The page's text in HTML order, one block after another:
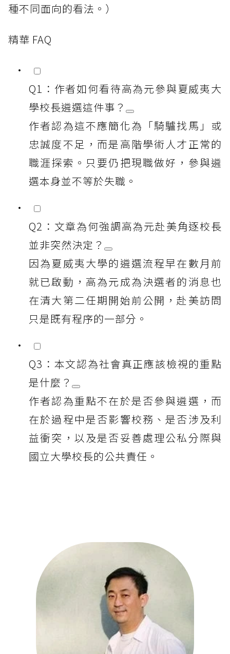
種不同面向的看法。）
精華 FAQ
Q1：作者如何看待高為元參與夏威夷大
學校長遴選這件事？
作者認為這不應簡化為「騎驢找馬」或
忠誠度不足，而是高階學術人才正常的
職涯探索。只要仍把現職做好，參與遴
選本身並不等於失職。
Q2：文章為何強調高為元赴美角逐校長
並非突然決定？
因為夏威夷大學的遴選流程早在數月前
就已啟動，高為元成為決選者的消息也
在清大第二任期開始前公開，赴美訪問
只是既有程序的一部分。
Q3：本文認為社會真正應該檢視的重點
是什麼？
作者認為重點不在於是否參與遴選，而
在於過程中是否影響校務、是否涉及利
益衝突，以及是否妥善處理公私分際與
國立大學校長的公共責任。